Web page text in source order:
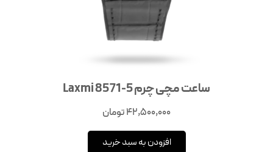
ساعت مچی چرم Laxmi 8571-5
42,500,000تومان
افزودن به سبد خرید